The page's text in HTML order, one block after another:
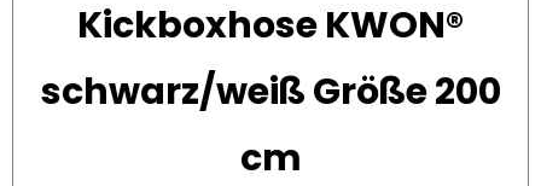
Kickboxhose KWON®
schwarz/weiß Größe 200
cm